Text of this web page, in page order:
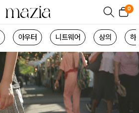
0
아우터 니트웨어 상의 하